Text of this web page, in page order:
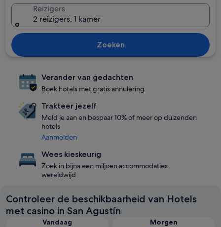
Reizigers
2 reizigers, 1 kamer
Zoeken
Verander van gedachten
Boek hotels met gratis annulering
Trakteer jezelf
Meld je aan en bespaar 10% of meer op duizenden
hotels
Aanmelden
Wees kieskeurig
Zoek in bijna een miljoen accommodaties
wereldwijd
Controleer de beschikbaarheid van Hotels
met casino in San Agustín
Vandaag
Morgen